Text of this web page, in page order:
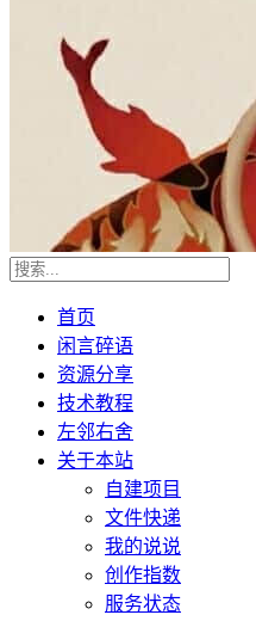
首页
闲言碎语
资源分享
技术教程
左邻右舍
关于本站
自建项目
文件快递
我的说说
创作指数
服务状态